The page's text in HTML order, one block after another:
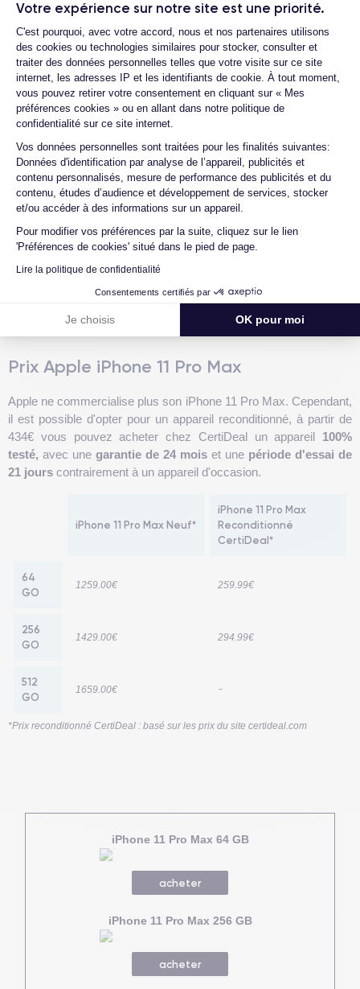
Votre expérience sur notre site est une priorité.
Plateforme de Gestion du
C'est pourquoi, avec votre accord, nous et nos partenaires utilisons
des cookies ou technologies similaires pour stocker, consulter et
traiter des données personnelles telles que votre visite sur ce site
internet, les adresses IP et les identifiants de cookie. À tout moment,
vous pouvez retirer votre consentement en cliquant sur « Mes
préférences cookies » ou en allant dans notre politique de
confidentialité sur ce site internet.
Vos données personnelles sont traitées pour les finalités suivantes:
Données d'identification par analyse de l’appareil, publicités et
contenu personnalisés, mesure de performance des publicités et du
contenu, études d’audience et développement de services, stocker
et/ou accéder à des informations sur un appareil.
Pour modifier vos préférences par la suite, cliquez sur le lien
'Préférences de cookies' situé dans le pied de page.
Lire la politique de confidentialité
Consentements certifiés par
Je choisis OK pour moi
Axeptio consent
Batterie iPhone 11 Pro Max
Batterie Batterie amovible
Charge rapide
Oui,min. chargeur 18W
Recharge sans fil
Oui
Non
Prix Apple iPhone 11 Pro Max
Apple ne commercialise plus son iPhone 11 Pro Max. Cependant,
il est possible d'opter pour un appareil reconditionné, à partir de
434€ vous pouvez acheter chez CertiDeal un appareil 100%
testé, avec une garantie de 24 mois et une période d'essai de
21 jours contrairement à un appareil d'occasion.
iPhone 11 Pro Max Neuf*
iPhone 11 Pro Max
Reconditionné
CertiDeal*
64
GO
1259.00€ 259.99€
256
GO
1429.00€ 294.99€
512
GO
1659.00€ -
*Prix reconditionné CertiDeal : basé sur les prix du site certideal.com
iPhone 11 Pro Max 64 GB
acheter
iPhone 11 Pro Max 256 GB
acheter